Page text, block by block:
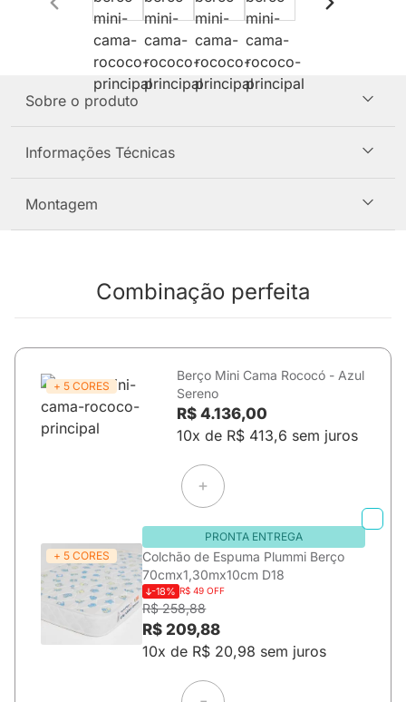
Sobre o produto
Informações Técnicas
Montagem
Combinação perfeita
+ 5 CORES
Berço Mini Cama Rococó - Azul
Sereno
R$ 4.136,00
10x de R$ 413,6 sem juros
+ 5 CORES
PRONTA ENTREGA
Colchão de Espuma Plummi Berço
70cmx1,30mx10cm D18
-18% R$ 49 OFF
R$ 258,88
R$ 209,88
10x de R$ 20,98 sem juros